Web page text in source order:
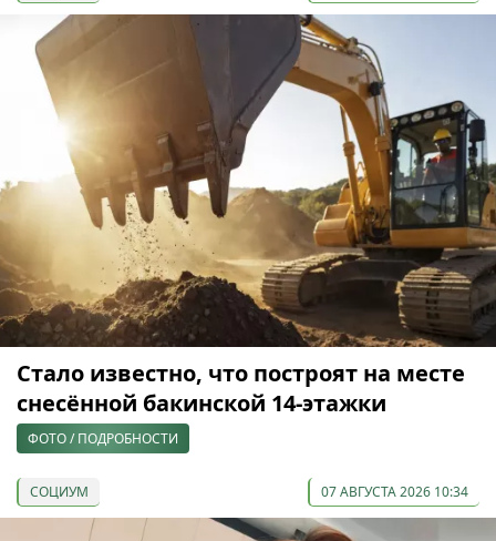
Стало известно, что построят на месте
снесённой бакинской 14-этажки
ФОТО / ПОДРОБНОСТИ
СОЦИУМ 07 АВГУСТА 2026 10:34